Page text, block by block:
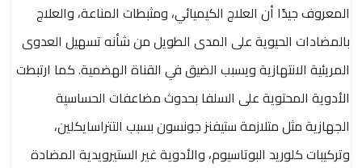
المعروف جيدًا أن العلاج الكيميائي، ومثبطات المناعة، والعلاج
بالمضادات الحيوية على المدى الطويل من شأنه تسهيل العدوى
المريئية الانتهازية ويسبب الضيق في القناة الهضمية. كما ارتبطت
الأدوية المحتوية على السلفا بحدوث مضاعفات الحساسية
الجهازية مثل متلازمة ستيفنز جونسون بسبب التتراسايكلين،
وتركيبات كلوريد البوتاسيوم، والأدوية غير الستيرويدية المضادة